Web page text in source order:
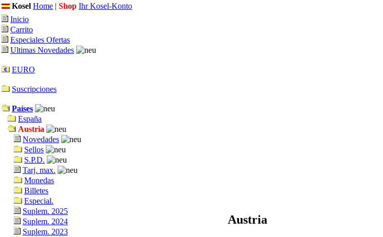
Kosel Home | Shop Ihr Kosel-Konto
Inicio
Carrito
Especiales Ofertas
Ultimas Novedades
EURO
Suscripciones
Países
España
Austria
Novedades
Sellos
S.P.D.
Tarj. max.
Monedas
Billetes
Especial.
Suplem. 2025
Suplem. 2024
Suplem. 2023
Austria